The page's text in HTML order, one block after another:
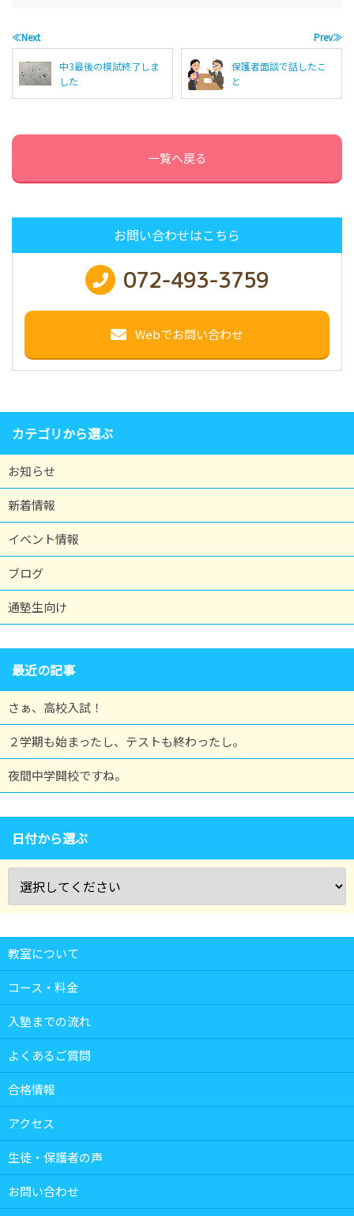
≪Next
中3最後の模試終了しま
した
Prev≫
保護者面談で話したこ
と
一覧へ戻る
お問い合わせはこちら
072-493-3759
Webでお問い合わせ
カテゴリから選ぶ
お知らせ
新着情報
イベント情報
ブログ
通塾生向け
最近の記事
さぁ、高校入試！
２学期も始まったし、テストも終わったし。
夜間中学開校ですね。
日付から選ぶ
教室について
コース・料金
入塾までの流れ
よくあるご質問
合格情報
アクセス
生徒・保護者の声
お問い合わせ